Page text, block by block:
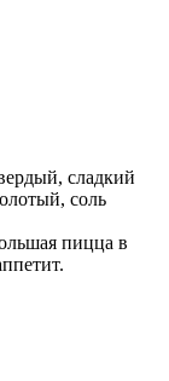
сладкий
соль
пицца в